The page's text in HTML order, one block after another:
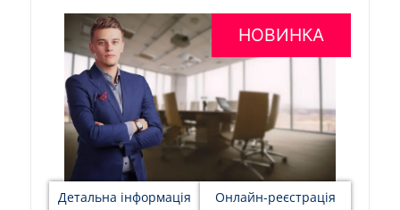
НОВИНКА
Детальна інформація Онлайн-реєстрація